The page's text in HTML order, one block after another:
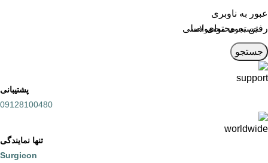
عبور به ناوبری
رفتن به محتوای اصلی
جستجو
پشتیبانی
09128100480
تنها نمایندگی
Surgicon